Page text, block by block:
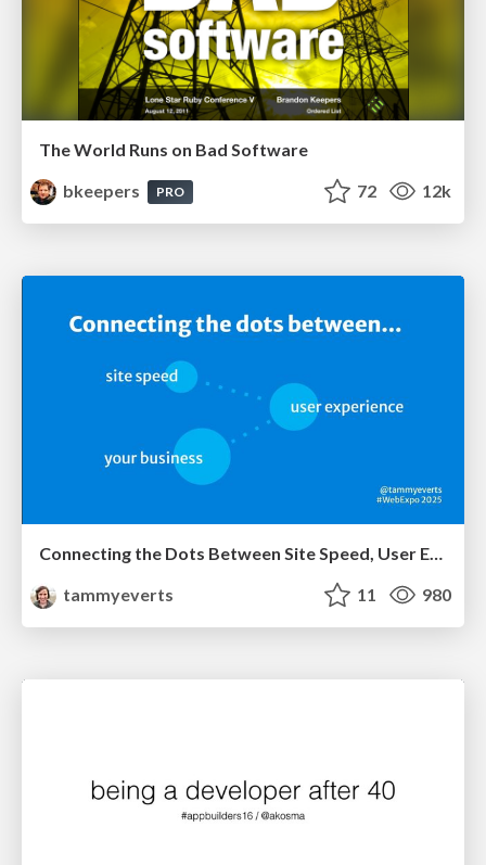
The World Runs on Bad Software
bkeepers
PRO 72 12k
Connecting the Dots Between Site Speed, User Experience & Your Business [WebExpo 2025]
tammyeverts
11 980